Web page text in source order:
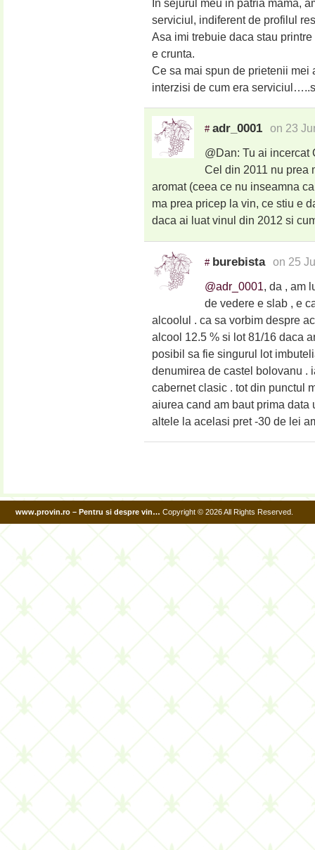
In sejurul meu in patria mama,
serviciul, indiferent de profilul
Asa imi trebuie daca stau
e crunta.
Ce sa mai spun de prietenii mei
interzisi de cum era
# adr_0001 on 23
@Dan: Tu ai incercat
Cel din 2011 nu prea
aromat (ceea ce nu inseamna
ma prea pricep la vin, ce stiu e
daca ai luat vinul din 2012 si
# burebista on 25
@adr_0001, da , am
de vedere e slab , e
alcoolul . ca sa vorbim despre
alcool 12.5 % si lot 81/16 daca
posibil sa fie singurul lot
denumirea de castel bolovanu .
cabernet clasic . tot din punctul
aiurea cand am baut prima data
altele la acelasi pret -30 de lei
www.provin.ro – Pentru si despre vin… Copyright © 2026 All Rights Reserved.